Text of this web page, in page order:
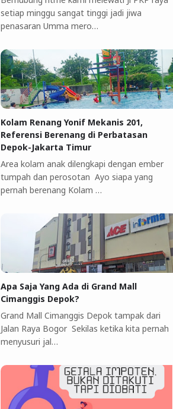
setiap minggu sangat tinggi jadi jiwa
penasaran Umma mero…
Kolam Renang Yonif Mekanis 201,
Referensi Berenang di Perbatasan
Depok-Jakarta Timur
Area kolam anak dilengkapi dengan ember
tumpah dan perosotan Ayo siapa yang
pernah berenang Kolam …
Apa Saja Yang Ada di Grand Mall
Cimanggis Depok?
Grand Mall Cimanggis Depok tampak dari
Jalan Raya Bogor Sekilas ketika kita pernah
menyusuri jal…